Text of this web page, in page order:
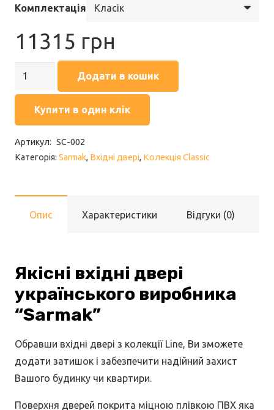
Комплектація
11315 грн
Двері
SARMAK
CLASSIC
Геометрія
кількість
Додати в кошик
Купити в один клік
Артикул: SC-002
Категорія: Sarmak, Вхідні двері, Колекція Classic
Опис Характеристики Відгуки (0)
Якісні вхідні двері
українського виробника
“Sarmak”
Обравши вхідні двері з колекції Line, Ви зможете
додати затишок і забезпечити надійний захист
Вашого будинку чи квартири.
Поверхня дверей покрита міцною плівкою ПВХ яка